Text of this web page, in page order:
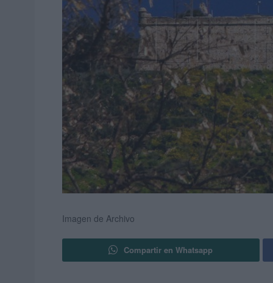
Imagen de Archivo
Compartir en Whatsapp